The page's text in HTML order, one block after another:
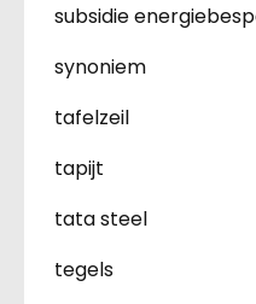
subsidie
synoniem
tafelzeil
tapijt
tata steel
tegels